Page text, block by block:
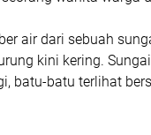
air dari sebuah
kini kering.
batu-batu terlihat